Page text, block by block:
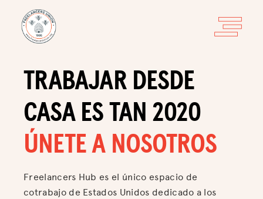
TRABAJAR DESDE
CASA ES TAN 2020
ÚNETE A NOSOTROS
Freelancers Hub es el único espacio de
cotrabajo de Estados Unidos dedicado a los